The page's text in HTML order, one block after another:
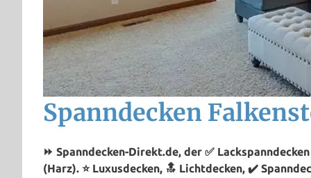
Spanndecken
⏩ Spanndecken-Direkt.de, der ✅
(Harz). ⭐ Luxusdecken, 🔝 Lichtdecken, ✔️